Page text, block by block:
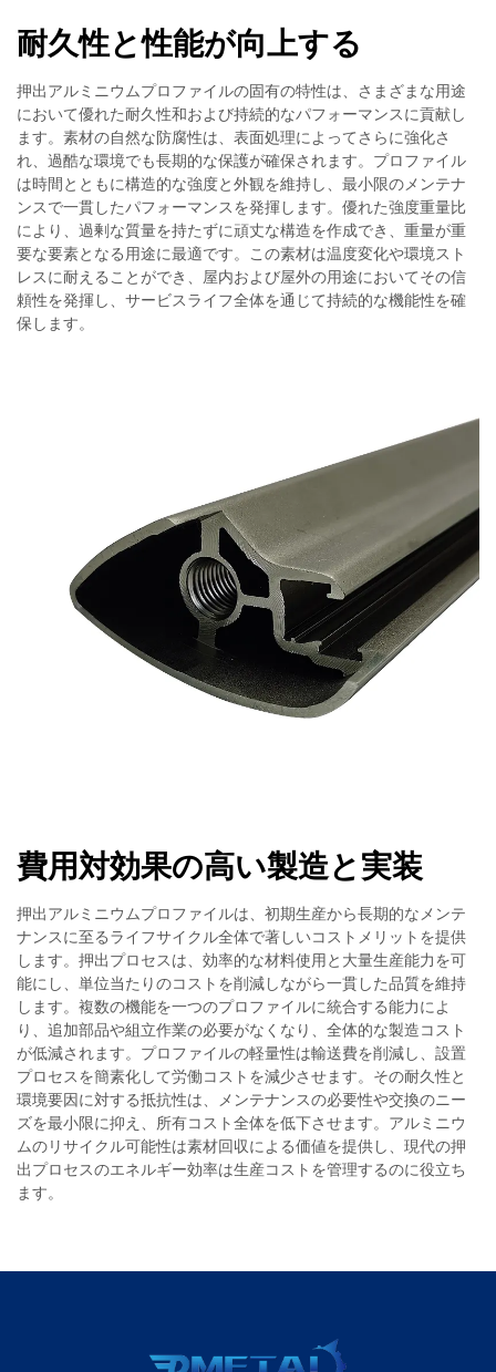
耐久性と性能が向上する
押出アルミニウムプロファイルの固有の特性は、さまざまな用途
において優れた耐久性和および持続的なパフォーマンスに貢献し
ます。素材の自然な防腐性は、表面処理によってさらに強化さ
れ、過酷な環境でも長期的な保護が確保されます。プロファイル
は時間とともに構造的な強度と外観を維持し、最小限のメンテナ
ンスで一貫したパフォーマンスを発揮します。優れた強度重量比
により、過剰な質量を持たずに頑丈な構造を作成でき、重量が重
要な要素となる用途に最適です。この素材は温度変化や環境スト
レスに耐えることができ、屋内および屋外の用途においてその信
頼性を発揮し、サービスライフ全体を通じて持続的な機能性を確
保します。
費用対効果の高い製造と実装
押出アルミニウムプロファイルは、初期生産から長期的なメンテ
ナンスに至るライフサイクル全体で著しいコストメリットを提供
します。押出プロセスは、効率的な材料使用と大量生産能力を可
能にし、単位当たりのコストを削減しながら一貫した品質を維持
します。複数の機能を一つのプロファイルに統合する能力によ
り、追加部品や組立作業の必要がなくなり、全体的な製造コスト
が低減されます。プロファイルの軽量性は輸送費を削減し、設置
プロセスを簡素化して労働コストを減少させます。その耐久性と
環境要因に対する抵抗性は、メンテナンスの必要性や交換のニー
ズを最小限に抑え、所有コスト全体を低下させます。アルミニウ
ムのリサイクル可能性は素材回収による価値を提供し、現代の押
出プロセスのエネルギー効率は生産コストを管理するのに役立ち
ます。